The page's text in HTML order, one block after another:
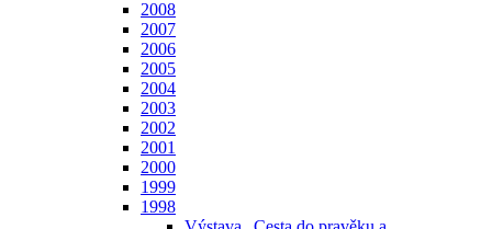
2008
2007
2006
2005
2004
2003
2002
2001
2000
1999
1998